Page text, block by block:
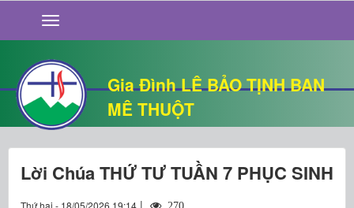
Gia Đình LÊ BẢO TỊNH BAN
MÊ THUỘT
GIỚI THIỆU
TIN TỨC
SỐNG ĐẠO
CHUYỆN NHÀ
QUÁN VĂN
THƯ GIÃN
Lời Chúa THỨ TƯ TUẦN 7 PHỤC SINH
Thứ hai - 18/05/2026 19:14 | 270